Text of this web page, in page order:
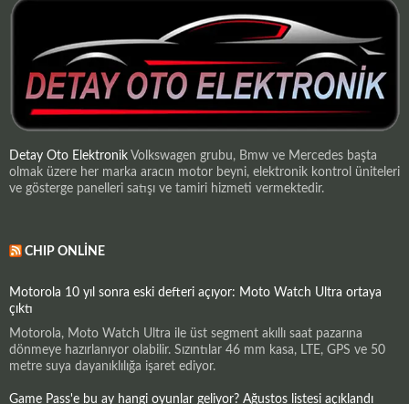
Detay Oto Elektronik Volkswagen grubu, Bmw ve Mercedes başta
olmak üzere her marka aracın motor beyni, elektronik kontrol üniteleri
ve gösterge panelleri satışı ve tamiri hizmeti vermektedir.
CHIP ONLINE
Motorola 10 yıl sonra eski defteri açıyor: Moto Watch Ultra ortaya
çıktı
Motorola, Moto Watch Ultra ile üst segment akıllı saat pazarına
dönmeye hazırlanıyor olabilir. Sızıntılar 46 mm kasa, LTE, GPS ve 50
metre suya dayanıklılığa işaret ediyor.
Game Pass'e bu ay hangi oyunlar geliyor? Ağustos listesi açıklandı